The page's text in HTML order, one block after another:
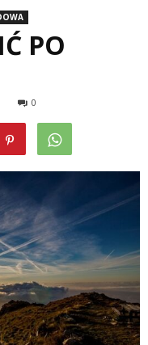
PO
0